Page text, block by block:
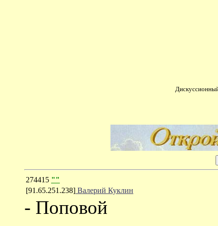
274415 ""
[91.65.251.238] Валерий Куклин
- Поповой